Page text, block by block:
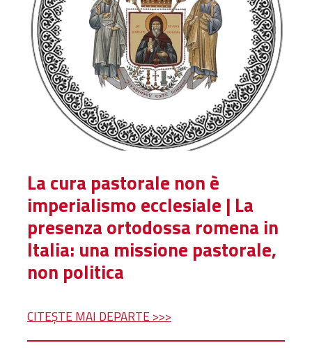
La cura pastorale non è
imperialismo ecclesiale | La
presenza ortodossa romena in
Italia: una missione pastorale,
non politica
CITEȘTE MAI DEPARTE >>>